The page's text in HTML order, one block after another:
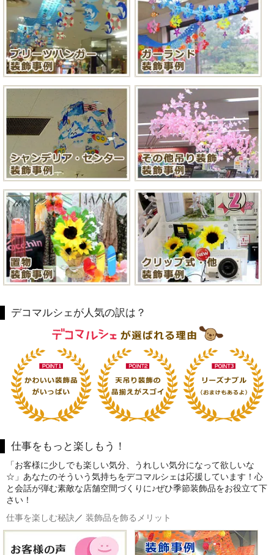
デコマルシェが人気の訳は？
仕事をもっと楽しもう！
「お客様に少しでも楽しい気分、うれしい気分になって欲しいな
☆」あなたのそういう気持ちをデコマルシェは応援しています！心
と会話が弾む素敵な店舗空間づくりに♪ぜひ季節装飾品をお役立て下
さい！
仕事を楽しむ秘訣／ 装飾品を飾るメリット